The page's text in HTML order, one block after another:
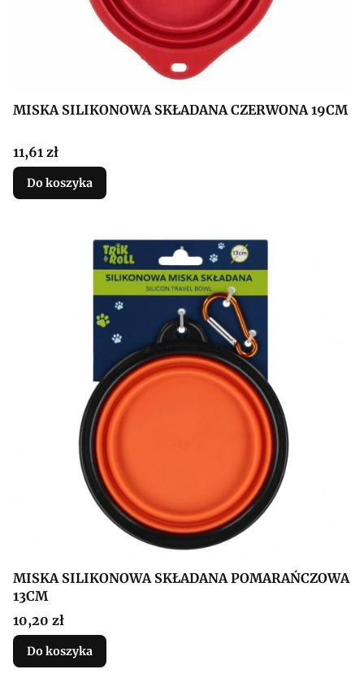
MISKA SILIKONOWA SKŁADANA CZERWONA 19CM
Cena
11,61 zł
Do koszyka
MISKA SILIKONOWA SKŁADANA POMARAŃCZOWA
13CM
Cena
10,20 zł
Do koszyka